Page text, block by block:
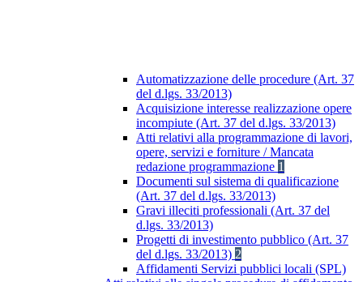
Automatizzazione delle procedure (Art. 37
del d.lgs. 33/2013)
Acquisizione interesse realizzazione opere
incompiute (Art. 37 del d.lgs. 33/2013)
Atti relativi alla programmazione di lavori,
opere, servizi e forniture / Mancata
redazione programmazione 1
Documenti sul sistema di qualificazione
(Art. 37 del d.lgs. 33/2013)
Gravi illeciti professionali (Art. 37 del
d.lgs. 33/2013)
Progetti di investimento pubblico (Art. 37
del d.lgs. 33/2013) 2
Affidamenti Servizi pubblici locali (SPL)